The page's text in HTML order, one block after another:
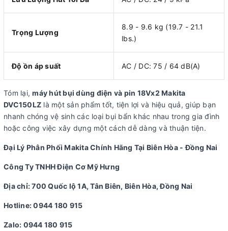
Trọng Lượng
8.9 - 9.6 kg (19.7 - 21.1
lbs.)
Độ ồn áp suất AC / DC: 75 / 64 dB(A)
Tóm lại,máy hút bụi dùng điện và pin 18Vx2 Makita
DVC150LZ là một sản phẩm tốt, tiện lợi và hiệu quả, giúp bạn
nhanh chóng vệ sinh các loại bụi bẩn khác nhau trong gia đình
hoặc công việc xây dựng một cách dễ dàng và thuận tiện.
Đại Lý Phân Phối Makita Chính Hãng Tại Biên Hòa - Đồng Nai
Công Ty TNHH Điện Cơ Mỹ Hưng
Địa chỉ: 700 Quốc lộ 1A, Tân Biên, Biên Hòa, Đồng Nai
Hotline: 0944 180 915
Zalo: 0944 180 915